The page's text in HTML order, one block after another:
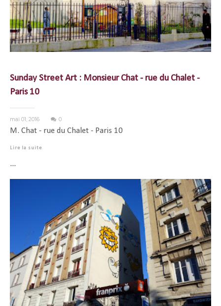
Sunday Street Art : Monsieur Chat - rue du Chalet -
Paris 10
mai 01, 2016 0
M. Chat - rue du Chalet - Paris 10
Lire la suite
...